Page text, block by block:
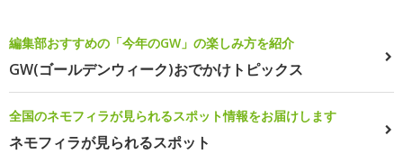
編集部おすすめの「今年のGW」の楽しみ方を紹介
GW(ゴールデンウィーク)おでかけトピックス
全国のネモフィラが見られるスポット情報をお届けします
ネモフィラが見られるスポット